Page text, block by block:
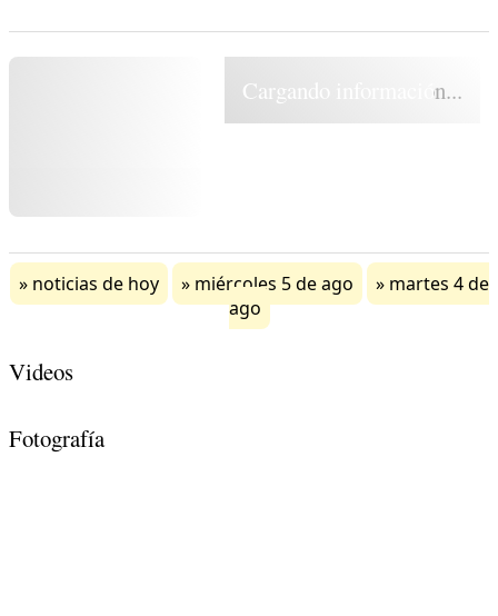
Cargando información...
noticias de hoy miércoles 5 de ago
martes 4 de
ago
Videos
Fotografía